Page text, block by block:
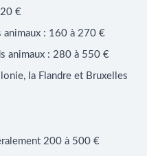
€
: 160 à 270 €
animaux : 280 à 550 €
la Flandre et Bruxelles
200 à 500 €